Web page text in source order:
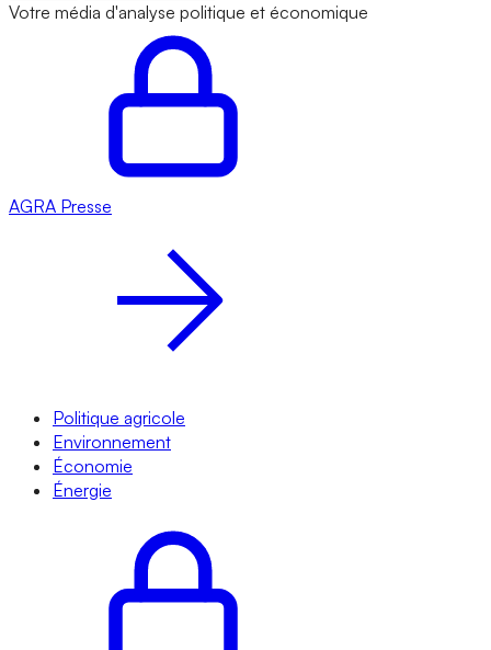
Votre média d'analyse politique et économique
AGRA Presse
Politique agricole
Environnement
Économie
Énergie